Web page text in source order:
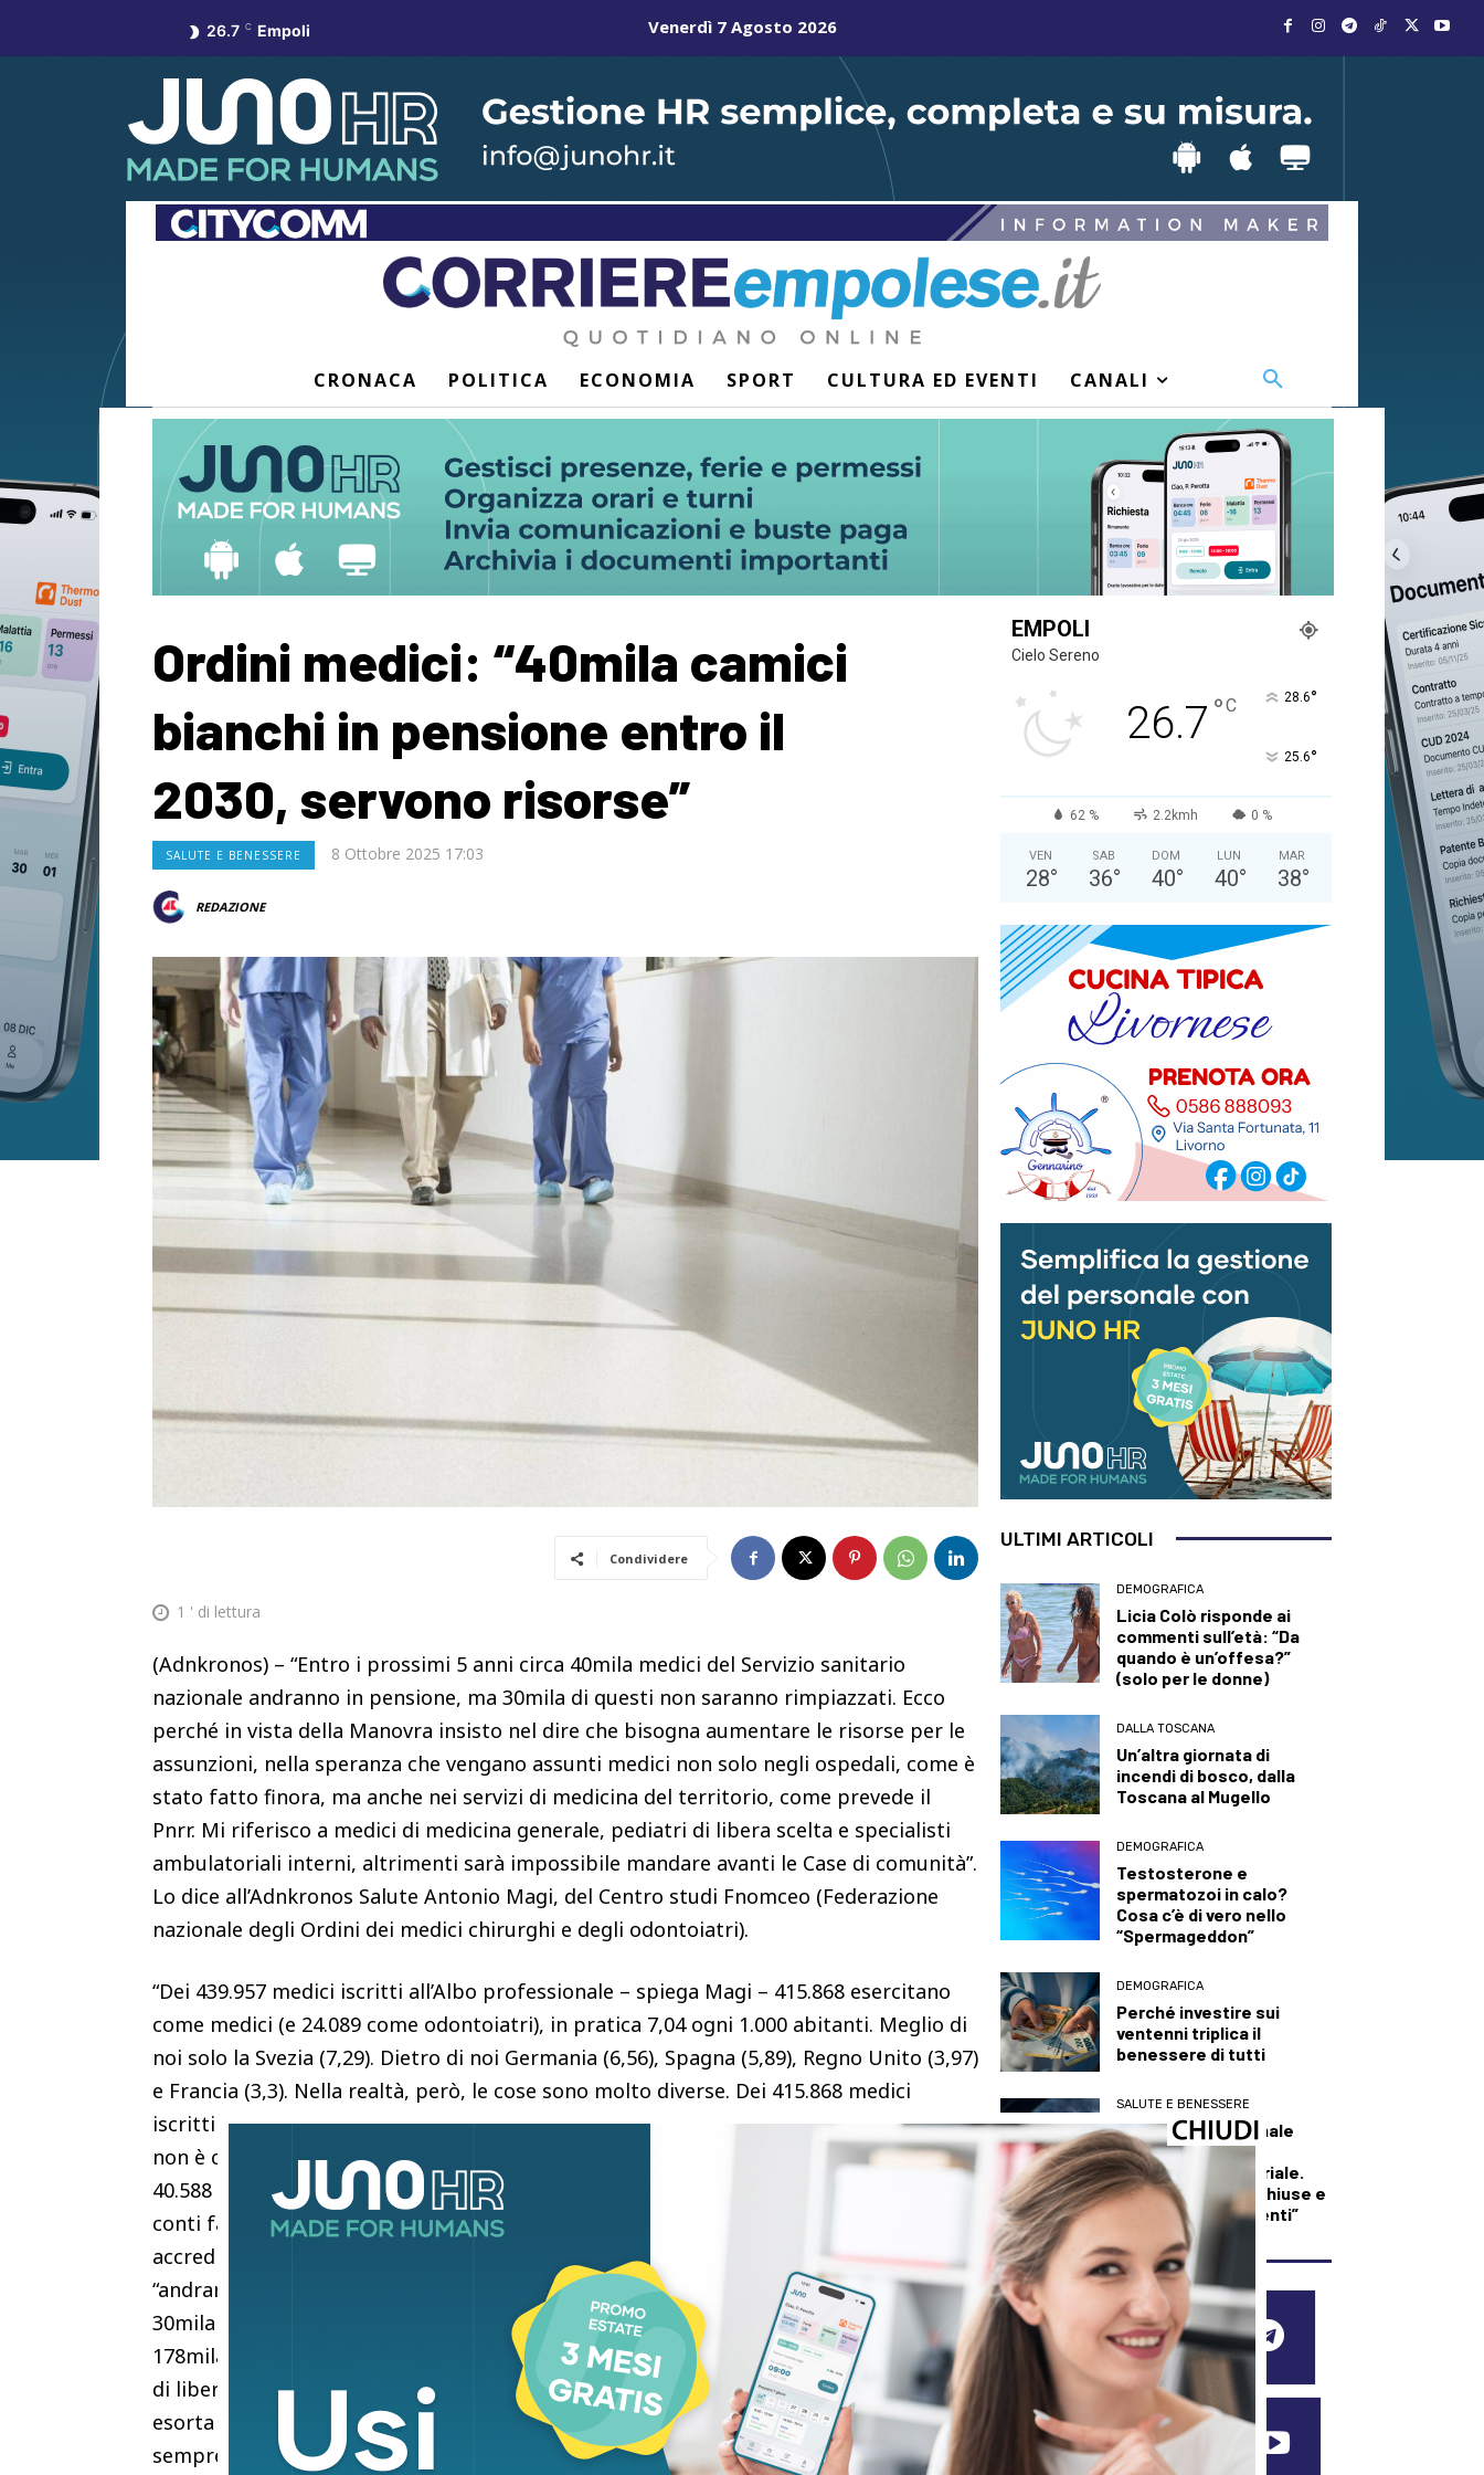
26.7 C Empoli Venerdì 7 Agosto 2026
CRONACA POLITICA ECONOMIA SPORT CULTURA ED EVENTI CANALI
Ordini medici: “40mila camici
bianchi in pensione entro il
2030, servono risorse”
SALUTE E BENESSERE 8 Ottobre 2025 17:03
REDAZIONE
Condividere
1 ' di lettura
(Adnkronos) – “Entro i prossimi 5 anni circa 40mila medici del Servizio sanitario
nazionale andranno in pensione, ma 30mila di questi non saranno rimpiazzati. Ecco
perché in vista della Manovra insisto nel dire che bisogna aumentare le risorse per le
assunzioni, nella speranza che vengano assunti medici non solo negli ospedali, come è
stato fatto finora, ma anche nei servizi di medicina del territorio, come prevede il
Pnrr. Mi riferisco a medici di medicina generale, pediatri di libera scelta e specialisti
ambulatoriali interni, altrimenti sarà impossibile mandare avanti le Case di comunità”.
Lo dice all’Adnkronos Salute Antonio Magi, del Centro studi Fnomceo (Federazione
nazionale degli Ordini dei medici chirurghi e degli odontoiatri).
“Dei 439.957 medici iscritti all’Albo professionale – spiega Magi – 415.868 esercitano
come medici (e 24.089 come odontoiatri), in pratica 7,04 ogni 1.000 abitanti. Meglio di
noi solo la Svezia (7,29). Dietro di noi Germania (6,56), Spagna (5,89), Regno Unito (3,97)
e Francia (3,3). Nella realtà, però, le cose sono molto diverse. Dei 415.868 medici
iscritti all’albo, 89.228 sono pensionati. In teoria ne sarebbero disponibili 326.640, ma
non è così poiché il 30% (98.719) opera al di fuori del Ssn, 38.985 esercitano all’estero,
40.588 sono puri libero professionisti, 19.146 lavorano esclusivamente nel privato”. A
conti fatti “restano 227.921 medici, dei quali però 18.290 lavorano in strutture private
accreditate. Quindi a disposizione del Ssn ne restano 208.710. Di questi”, appunto,
“andranno in pensione entro il 2030 circa 40mila camici bianchi e già sappiamo che
30mila non saranno rimpiazzati. Quindi dobbiamo ancora sottrarre e arriviamo a
178mila medici a disposizione del Ssn; tra loro, medici di medicina generale e pediatri
di libera scelta”. Ecco perché “occorre invertire la rotta e prevedere nuove assunzioni –
esorta Magi – altrimenti l’accesso alle cure pubbliche resterà per molti italiani
sempre più difficile”.
EMPOLI
Cielo Sereno
26.7 °C 28.6°
25.6°
62 % 2.2kmh 0 %
VEN
28°
SAB
36°
DOM
40°
LUN
40°
MAR
38°
ULTIMI ARTICOLI
DEMOGRAFICA
Licia Colò risponde ai
commenti sull’età: “Da
quando è un’offesa?”
(solo per le donne)
DALLA TOSCANA
Un’altra giornata di
incendi di bosco, dalla
Toscana al Mugello
DEMOGRAFICA
Testosterone e
spermatozoi in calo?
Cosa c’è di vero nello
“Spermageddon”
DEMOGRAFICA
Perché investire sui
ventenni triplica il
benessere di tutti
SALUTE E BENESSERE
Maxi incendio a Finale
Emilia, in fiamme
capannone industriale.
L’Ausl: “Finestre chiuse e
condizionatori spenti”
SEGUICI SUI SOCIAL